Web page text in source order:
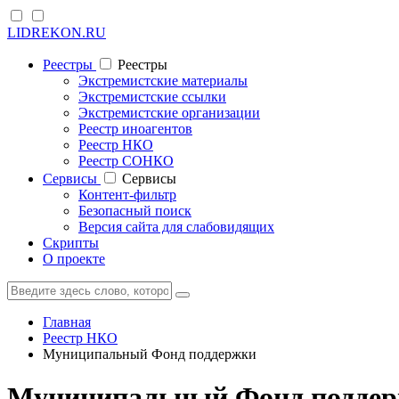
LIDREKON.RU
Реестры
Реестры
Экстремистские материалы
Экстремистские ссылки
Экстремистские организации
Реестр иноагентов
Реестр НКО
Реестр СОНКО
Cервисы
Cервисы
Контент-фильтр
Безопасный поиск
Версия сайта для слабовидящих
Скрипты
О проекте
Главная
Реестр НКО
Муниципальный Фонд поддержки